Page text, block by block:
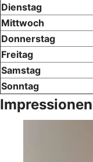
Dienstag
Mittwoch
Donnerstag
Freitag
Samstag
Sonntag